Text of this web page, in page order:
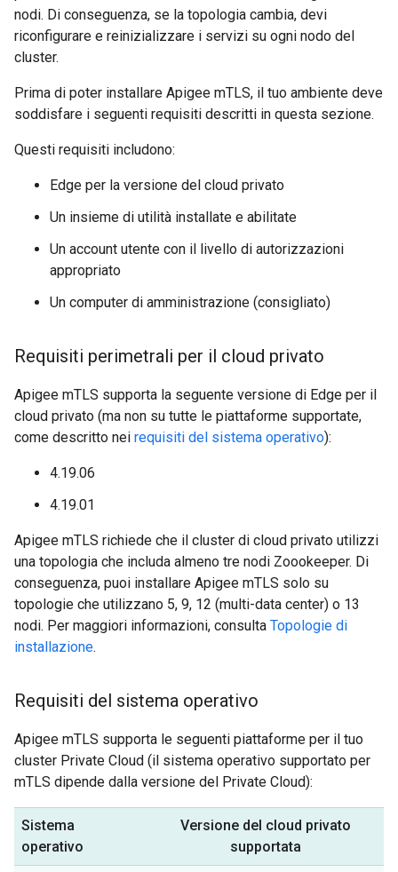
nodi. Di conseguenza, se la topologia cambia, devi
riconfigurare e reinizializzare i servizi su ogni nodo del
cluster.
Prima di poter installare Apigee mTLS, il tuo ambiente deve
soddisfare i seguenti requisiti descritti in questa sezione.
Questi requisiti includono:
Edge per la versione del cloud privato
Un insieme di utilità installate e abilitate
Un account utente con il livello di autorizzazioni
appropriato
Un computer di amministrazione (consigliato)
Requisiti perimetrali per il cloud privato
Apigee mTLS supporta la seguente versione di Edge per il
cloud privato (ma non su tutte le piattaforme supportate,
come descritto nei requisiti del sistema operativo):
4.19.06
4.19.01
Apigee mTLS richiede che il cluster di cloud privato utilizzi
una topologia che includa almeno tre nodi Zoookeeper. Di
conseguenza, puoi installare Apigee mTLS solo su
topologie che utilizzano 5, 9, 12 (multi-data center) o 13
nodi. Per maggiori informazioni, consulta Topologie di
installazione.
Requisiti del sistema operativo
Apigee mTLS supporta le seguenti piattaforme per il tuo
cluster Private Cloud (il sistema operativo supportato per
mTLS dipende dalla versione del Private Cloud):
Sistema
operativo
Versione del cloud privato
supportata